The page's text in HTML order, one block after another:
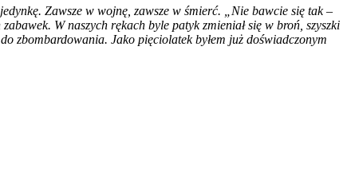
Zawsze w wojnę, zawsze w śmierć. „Nie bawcie się tak –
W naszych rękach byle patyk zmieniał się w broń, szyszki
zbombardowania. Jako pięciolatek byłem już doświadczonym